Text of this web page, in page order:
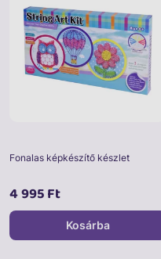
Fonalas képkészítő készlet
4 995 Ft
Kosárba